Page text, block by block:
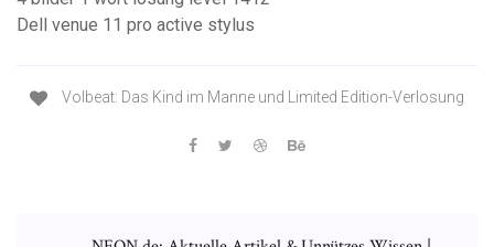
Dell venue 11 pro active stylus
Volbeat: Das Kind im Manne und Limited Edition-Verlosung